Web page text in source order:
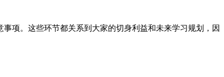
项。这些环节都关系到大家的切身利益和未来学习规划，因